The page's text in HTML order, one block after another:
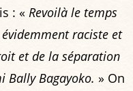
: « Revoilà le temps
raciste et
et de la séparation
Bally Bagayoko. » On